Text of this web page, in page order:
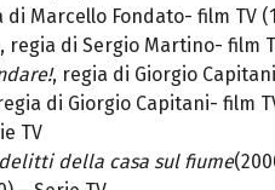
di Marcello Fondato- film TV
, regia di Sergio Martino- film
, regia di Giorgio
di Giorgio Capitani- film
TV
della casa sul fiume